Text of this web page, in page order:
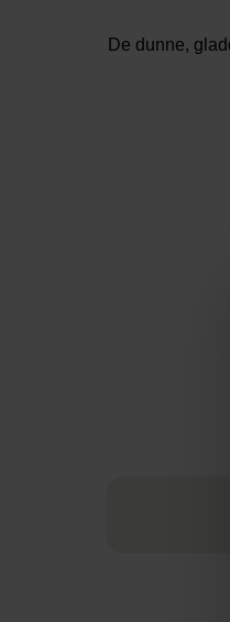
De dunne,